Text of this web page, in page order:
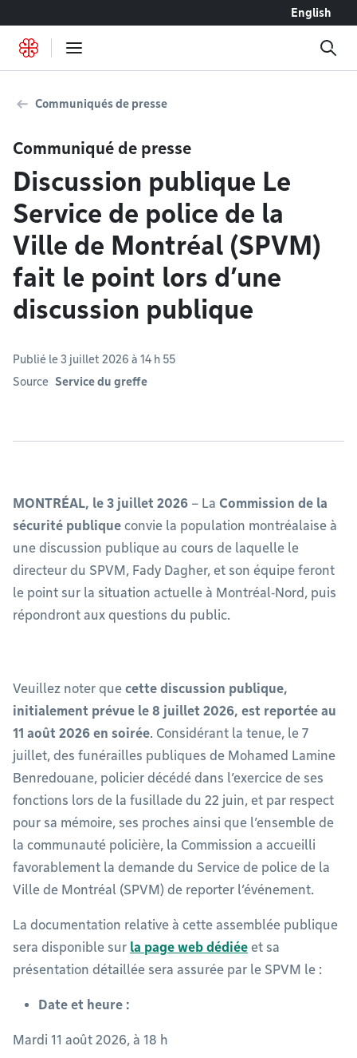
English
Communiqués de presse
Communiqué de presse
Discussion publique Le
Service de police de la
Ville de Montréal (SPVM)
fait le point lors d’une
discussion publique
Publié le 3 juillet 2026 à 14 h 55
Source Service du greffe
MONTRÉAL, le 3 juillet 2026 – La Commission de la
sécurité publique convie la population montréalaise à
une discussion publique au cours de laquelle le
directeur du SPVM, Fady Dagher, et son équipe feront
le point sur la situation actuelle à Montréal‑Nord, puis
répondront aux questions du public.
Veuillez noter que cette discussion publique,
initialement prévue le 8 juillet 2026, est reportée au
11 août 2026 en soirée. Considérant la tenue, le 7
juillet, des funérailles publiques de Mohamed Lamine
Benredouane, policier décédé dans l’exercice de ses
fonctions lors de la fusillade du 22 juin, et par respect
pour sa mémoire, ses proches ainsi que l’ensemble de
la communauté policière, la Commission a accueilli
favorablement la demande du Service de police de la
Ville de Montréal (SPVM) de reporter l’événement.
La documentation relative à cette assemblée publique
sera disponible sur la page web dédiée et sa
présentation détaillée sera assurée par le SPVM le :
Date et heure :
Mardi 11 août 2026, à 18 h